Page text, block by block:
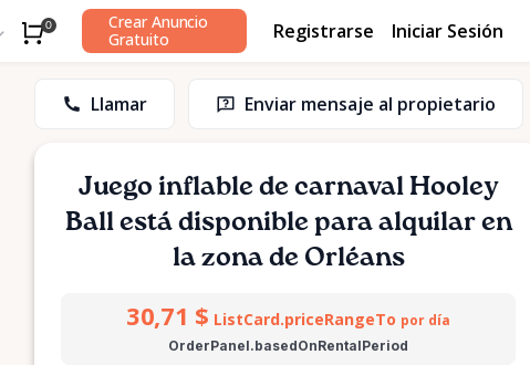
0
Crear Anuncio
Gratuito
Registrarse Iniciar Sesión
Llamar Enviar mensaje al propietario
Juego inflable de carnaval Hooley
Ballestá disponible para alquilar en
la zona de Orléans
30,71 $ ListCard.priceRangeTo por día
OrderPanel.basedOnRentalPeriod